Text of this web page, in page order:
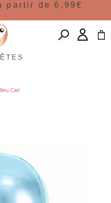
partir de 6,99€
Ciel